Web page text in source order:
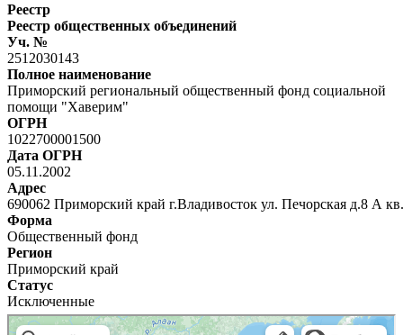
Реестр
Реестр общественных объединений
Уч. №
2512030143
Полное наименование
Приморский региональный общественный фонд социальной
помощи "Хаверим"
ОГРН
1022700001500
Дата ОГРН
05.11.2002
Адрес
690062 Приморский край г.Владивосток ул. Печорская д.8 А
Форма
Общественный фонд
Регион
Приморский край
Статус
Исключенные